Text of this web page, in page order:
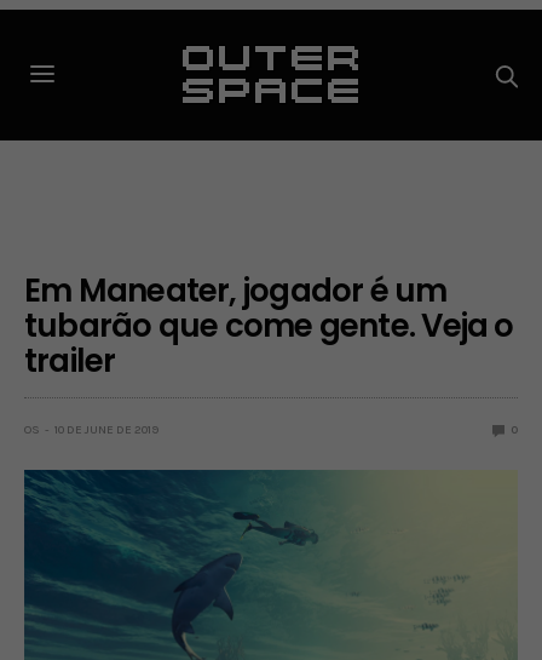
Em Maneater, jogador é um
tubarão que come gente. Veja o
trailer
OS 10 DE JUNE DE 2019 0